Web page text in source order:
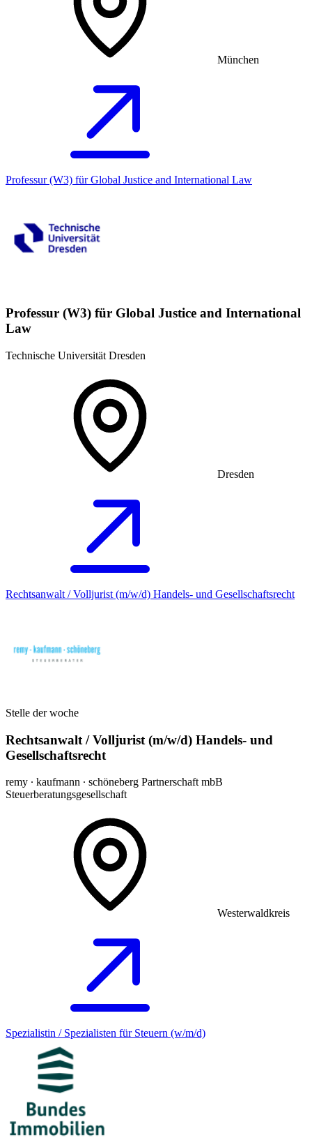
München
Professur (W3) für Global Justice and International Law
Professur (W3) für Global Justice and International
Law
Technische Universität Dresden
Dresden
Rechtsanwalt / Volljurist (m/w/d) Handels- und Gesellschaftsrecht
Stelle der woche
Rechtsanwalt / Volljurist (m/w/d) Handels- und
Gesellschaftsrecht
remy ∙ kaufmann ∙ schöneberg Partnerschaft mbB
Steuerberatungsgesellschaft
Westerwaldkreis
Spezialistin / Spezialisten für Steuern (w/m/d)